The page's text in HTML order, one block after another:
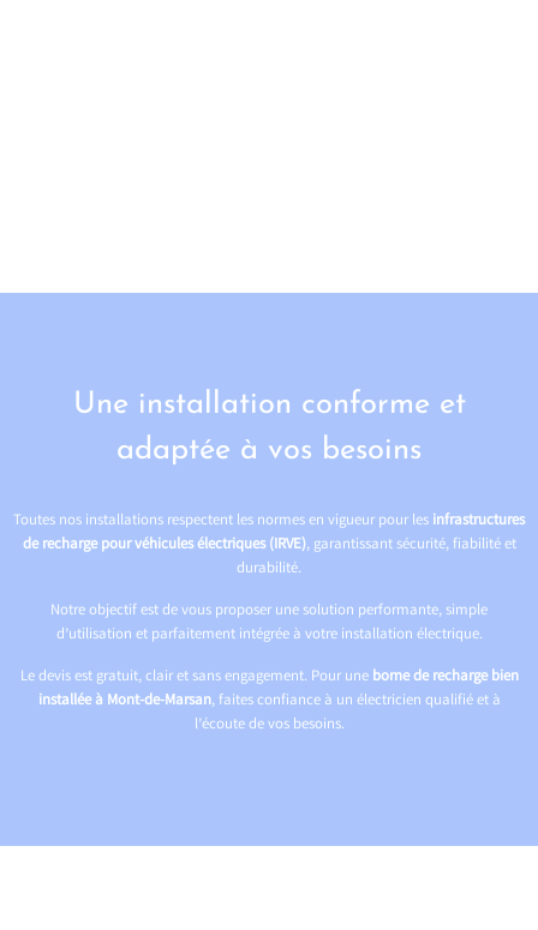
Une installation conforme et
adaptée à vos besoins
Toutes nos installations respectent les normes en vigueur pour les infrastructures
de recharge pour véhicules électriques (IRVE), garantissant sécurité, fiabilité et
durabilité.
Notre objectif est de vous proposer une solution performante, simple
d’utilisation et parfaitement intégrée à votre installation électrique.
Le devis est gratuit, clair et sans engagement. Pour une borne de recharge bien
installée à Mont-de-Marsan, faites confiance à un électricien qualifié et à
l’écoute de vos besoins.